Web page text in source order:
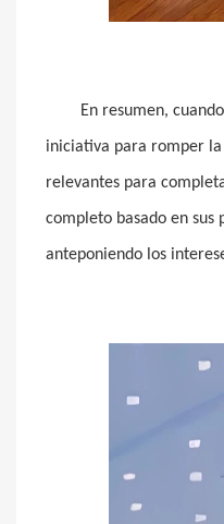
En resumen,
iniciativa para romper la
relevantes para
completo basado en sus
anteponiendo los